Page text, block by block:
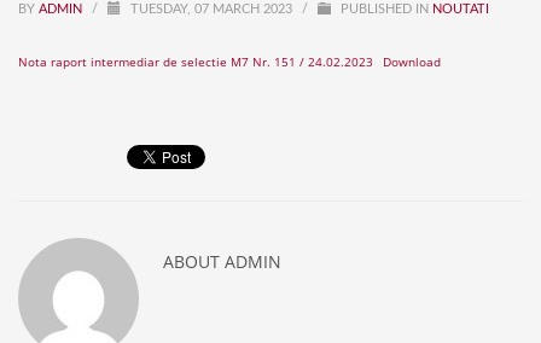
BY ADMIN / TUESDAY, 07 MARCH 2023 / PUBLISHED IN NOUTATI
Nota raport intermediar de selectie M7 Nr. 151 / 24.02.2023 Download
ABOUT ADMIN